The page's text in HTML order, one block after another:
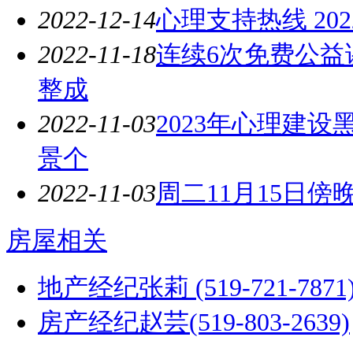
2022-12-14心理支持热线
2022-11-18连续6次免费公
整成
2022-11-032023年心理建设
景个
2022-11-03周二11月15日傍
房屋相关
地产经纪张莉 (519-721-
房产经纪赵芸(519-803-2639)